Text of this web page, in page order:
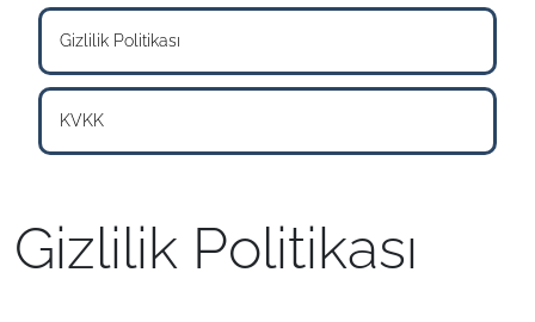
Gizlilik Politikası
KVKK
Gizlilik Politikası